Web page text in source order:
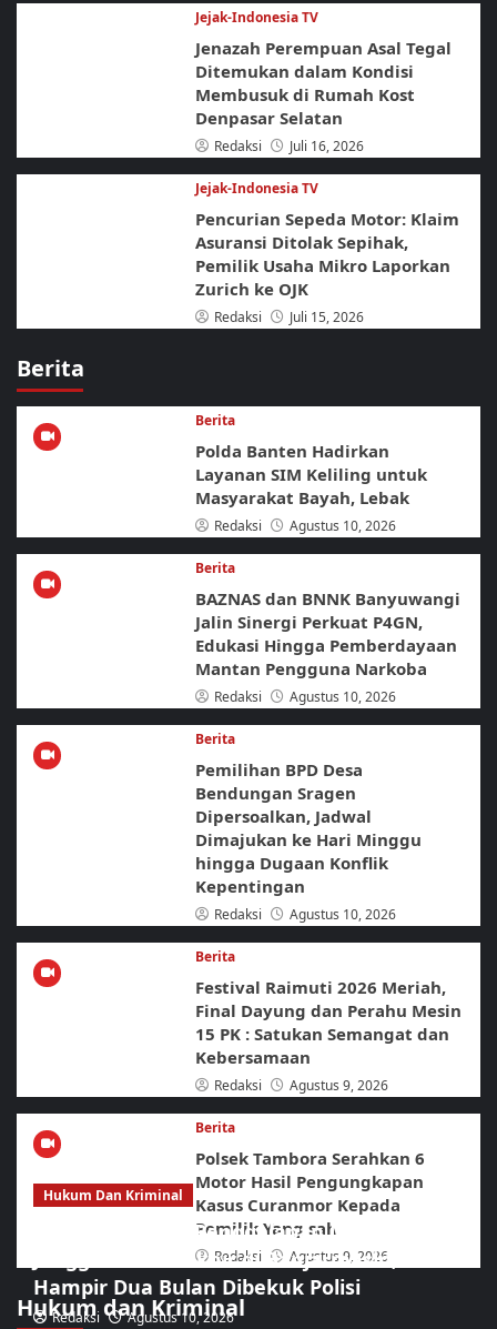
Jejak-Indonesia TV
Jenazah Perempuan Asal Tegal
Ditemukan dalam Kondisi
Membusuk di Rumah Kost
Denpasar Selatan
Redaksi Juli 16, 2026
Jejak-Indonesia TV
Pencurian Sepeda Motor: Klaim
Asuransi Ditolak Sepihak,
Pemilik Usaha Mikro Laporkan
Zurich ke OJK
Redaksi Juli 15, 2026
Berita
Berita
Polda Banten Hadirkan
Layanan SIM Keliling untuk
Masyarakat Bayah, Lebak
Redaksi Agustus 10, 2026
Berita
BAZNAS dan BNNK Banyuwangi
Jalin Sinergi Perkuat P4GN,
Edukasi Hingga Pemberdayaan
Mantan Pengguna Narkoba
Redaksi Agustus 10, 2026
Berita
Pemilihan BPD Desa
Bendungan Sragen
Dipersoalkan, Jadwal
Dimajukan ke Hari Minggu
hingga Dugaan Konflik
Kepentingan
Redaksi Agustus 10, 2026
Berita
Festival Raimuti 2026 Meriah,
Final Dayung dan Perahu Mesin
15 PK : Satukan Semangat dan
Kebersamaan
Redaksi Agustus 9, 2026
Berita
Polsek Tambora Serahkan 6
Motor Hasil Pengungkapan
Kasus Curanmor Kepada
Pemilik Yang sah
Redaksi Agustus 9, 2026
Hukum dan Kriminal
Hukum Dan Kriminal
Pelarian Pelaku Penggelapan Mobil Rental
Jenggawah Berakhir di Banjarmasin, Buron
Hampir Dua Bulan Dibekuk Polisi
Redaksi Agustus 10, 2026